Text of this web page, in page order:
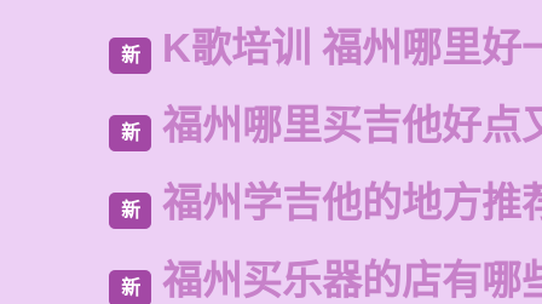
新 K歌培训 福州哪里好
新 福州哪里买吉他好点
新 福州学吉他的地方推
新 福州买乐器的店有哪